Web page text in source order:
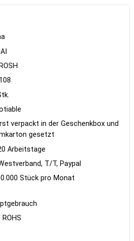
verpackt in der Geschenkbox und
gesetzt
Arbeitstage
T/T, Paypal
Stück pro Monat
ROHS